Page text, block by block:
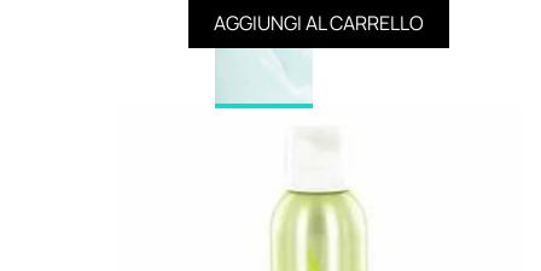
Mousse
Olii Capelli
AGGIUNGI AL CARRELLO